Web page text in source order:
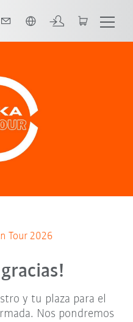
Tour 2026
y tu plaza para el
Nos pondremos